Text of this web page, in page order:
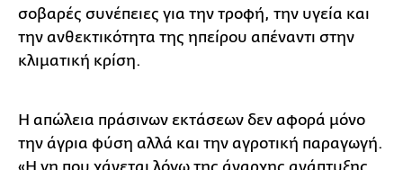
σοβαρές συνέπειες για την τροφή, την υγεία και
την ανθεκτικότητα της ηπείρου απέναντι στην
κλιματική κρίση.
Η απώλεια πράσινων εκτάσεων δεν αφορά μόνο
την άγρια φύση αλλά και την αγροτική παραγωγή.
«Η γη που χάνεται λόγω της άναρχης ανάπτυξης